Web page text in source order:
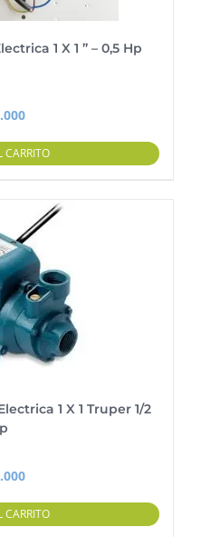
1 X 1 ” – 0,5 Hp
CARRITO
1 X 1 Truper 1/2
CARRITO